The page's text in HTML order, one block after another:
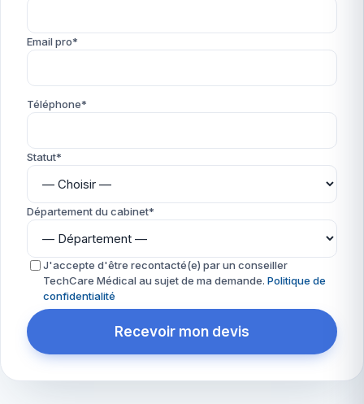
Email pro*
Téléphone*
Statut*
Département du cabinet*
J'accepte d'être recontacté(e) par un conseiller
TechCare Médical au sujet de ma demande. Politique de
confidentialité
Recevoir mon devis